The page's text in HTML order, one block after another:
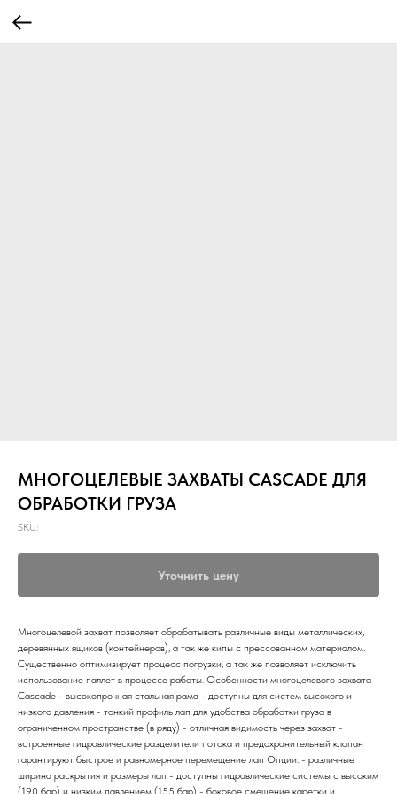
МНОГОЦЕЛЕВЫЕ ЗАХВАТЫ CASCADE ДЛЯ
ОБРАБОТКИ ГРУЗА
SKU:
Уточнить цену
Многоцелевой захват позволяет обрабатывать различные виды металлических,
деревянных ящиков (контейнеров), а так же кипы с прессованном материалом.
Существенно оптимизирует процесс погрузки, а так же позволяет исключить
использование паллет в процессе работы. Особенности многоцелевого захвата
Cascade - высокопрочная стальная рама - доступны для систем высокого и
низкого давления - тонкий профиль лап для удобства обработки груза в
ограниченном пространстве (в ряду) - отличная видимость через захват -
встроенные гидравлические разделители потока и предохранительный клапан
гарантируют быстрое и равномерное перемещение лап Опции: - различные
ширина раскрытия и размеры лап - доступны гидравлические системы с высоким
(190 бар) и низким давлением (155 бар) - боковое смещение каретки и